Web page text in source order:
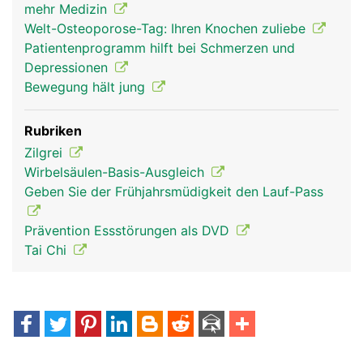
mehr Medizin
Welt-Osteoporose-Tag: Ihren Knochen zuliebe
Patientenprogramm hilft bei Schmerzen und
Depressionen
Bewegung hält jung
Rubriken
Zilgrei
Wirbelsäulen-Basis-Ausgleich
Geben Sie der Frühjahrsmüdigkeit den Lauf-Pass
Prävention Essstörungen als DVD
Tai Chi